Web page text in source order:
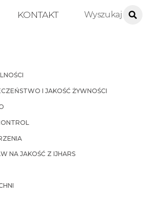
KONTAKT
I JAKOŚĆ ŻYWNOŚCI
NA JAKOŚĆ Z IJHARS